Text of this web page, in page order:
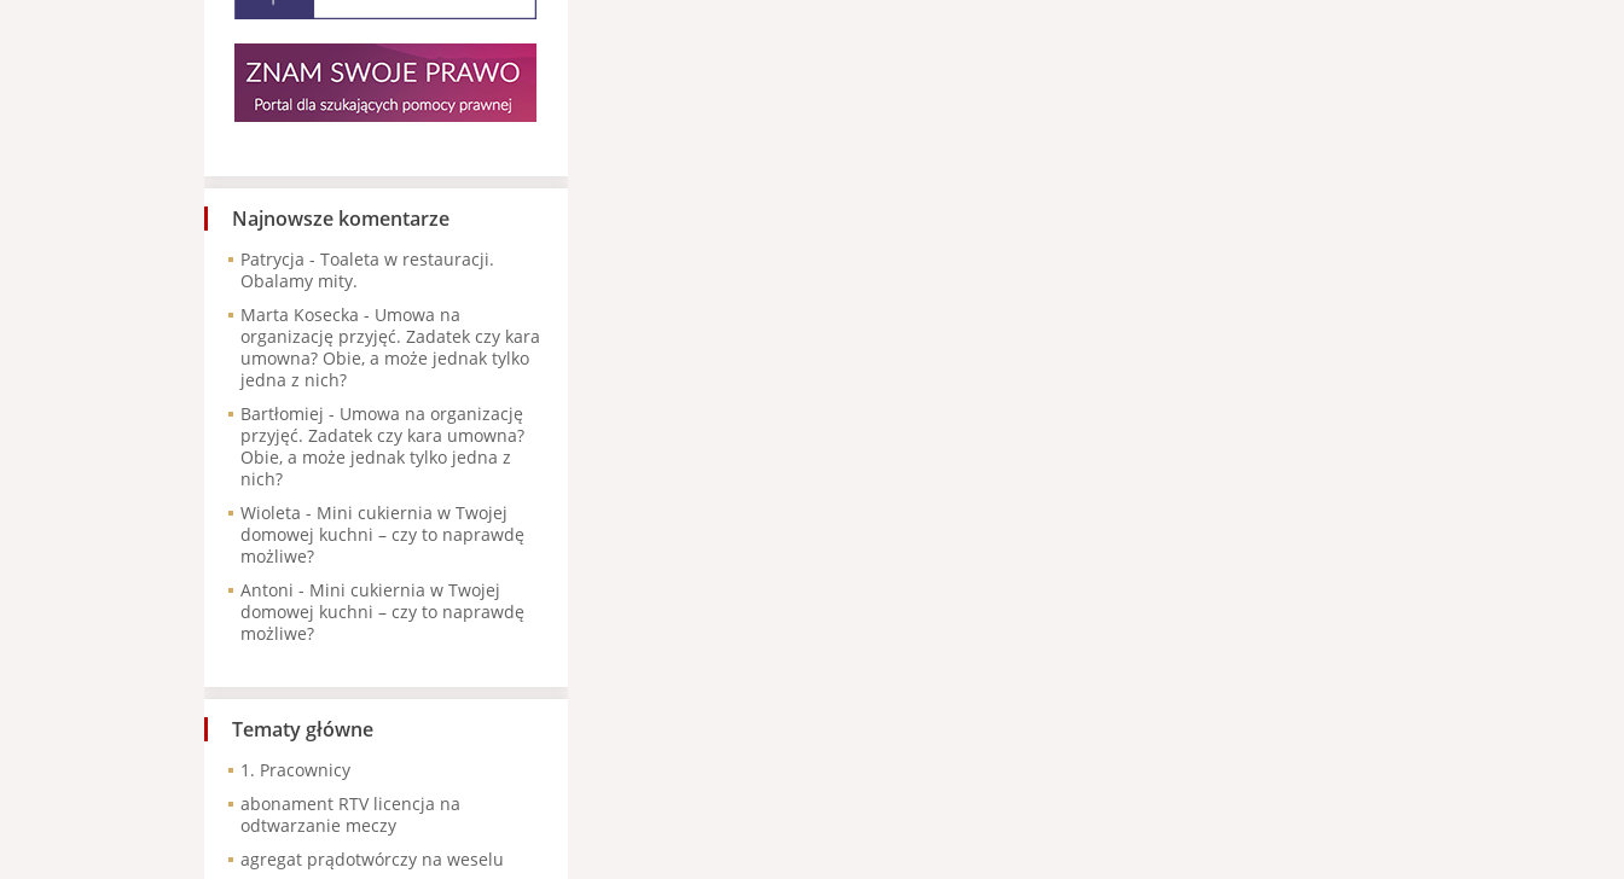
Najnowsze komentarze
Patrycja - Toaleta w restauracji.
Obalamy mity.
Marta Kosecka - Umowa na
organizację przyjęć. Zadatek czy kara
umowna? Obie, a może jednak tylko
jedna z nich?
Bartłomiej - Umowa na organizację
przyjęć. Zadatek czy kara umowna?
Obie, a może jednak tylko jedna z
nich?
Wioleta - Mini cukiernia w Twojej
domowej kuchni – czy to naprawdę
możliwe?
Antoni - Mini cukiernia w Twojej
domowej kuchni – czy to naprawdę
możliwe?
Tematy główne
1. Pracownicy
abonament RTV licencja na
odtwarzanie meczy
agregat prądotwórczy na weselu